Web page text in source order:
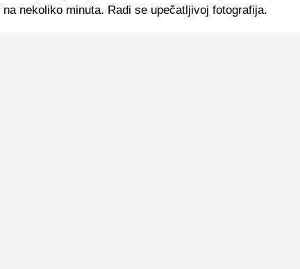
na nekoliko minuta. Radi se upečatljivoj fotografija.